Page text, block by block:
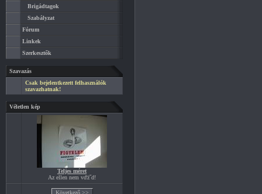
Brigádtagok
Szabályzat
Fórum
Linkek
Szerkesztők
Szavazás
Csak bejelentkezett felhasználók
szavazhatnak!
Véletlen kép
Teljes méret
Az ellen nem vďż˝d!